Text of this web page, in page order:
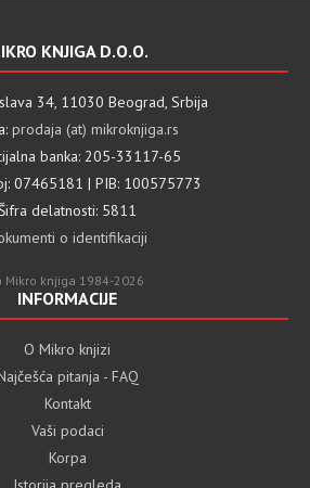
KNJIGA D.O.O.
34, 11030 Beograd, Srbija
prodaja (at) mikroknjiga.rs
banka: 205-33117-65
07465181 | PIB: 100575773
delatnosti: 5811
o identifikaciji
Mikro knjiga 1984-2026
INFORMACIJE
O Mikro knjizi
pitanja - FAQ
Kontakt
Vaši podaci
Korpa